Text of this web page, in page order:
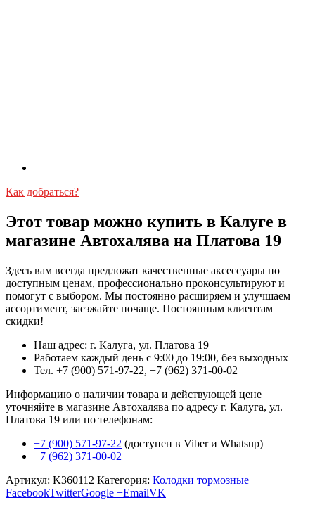
Как добраться?
Этот товар можно купить в Калуге в
магазине Автохалява на Платова 19
Здесь вам всегда предложат качественные аксессуары по
доступным ценам, профессионально проконсультируют и
помогут с выбором. Мы постоянно расширяем и улучшаем
ассортимент, заезжайте почаще. Постоянным клиентам
скидки!
Наш адрес: г. Калуга, ул. Платова 19
Работаем каждый день с 9:00 до 19:00, без выходных
Тел. +7 (900) 571-97-22, +7 (962) 371-00-02
Информацию о наличии товара и действующей цене
уточняйте в магазине Автохалява по адресу г. Калуга, ул.
Платова 19 или по телефонам:
+7 (900) 571-97-22 (доступен в Viber и Whatsup)
+7 (962) 371-00-02
Артикул: K360112 Категория: Колодки тормозные
FacebookTwitterGoogle +EmailVK